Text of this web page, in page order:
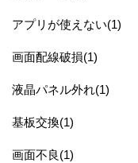
アプリが使えない(1)
画面配線破損(1)
液晶パネル外れ(1)
基板交換(1)
画面不良(1)